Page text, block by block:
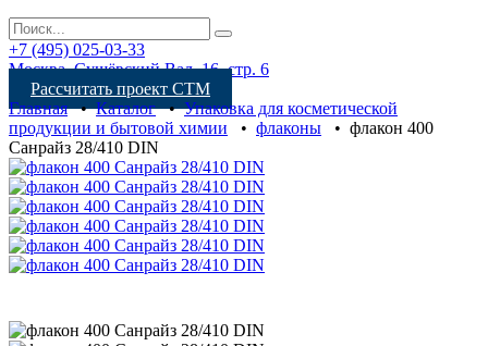
+7 (495) 025-03-33
Москва, Сущёвский Вал, 16, стр. 6
Рассчитать проект СТМ
Главная•Каталог•Упаковка для косметической
продукции и бытовой химии • флаконы • флакон 400
Санрайз 28/410 DIN